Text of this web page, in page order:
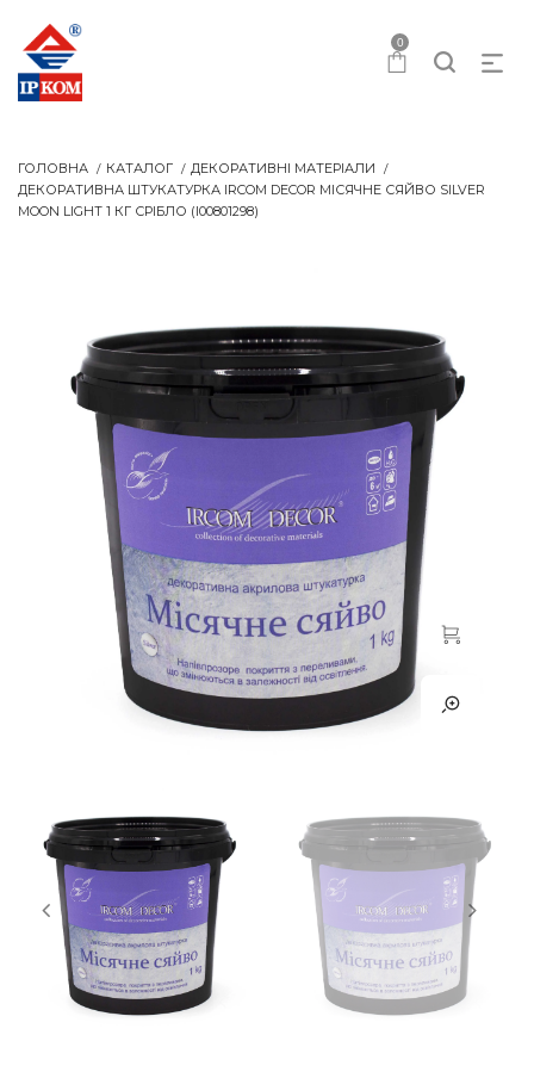
0
ГОЛОВНА КАТАЛОГ
ДЕКОРАТИВНІ МАТЕРІАЛИ
ДЕКОРАТИВНА ШТУКАТУРКА IRCOM DECOR МІСЯЧНЕ СЯЙВО SILVER
MOON LIGHT 1 КГ СРІБЛО (I00801298)